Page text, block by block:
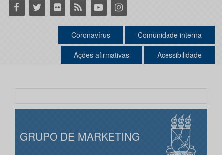
Facebook
Twitter Flickr RSS YoutubeInstagram
Coronavírus Comunidade interna
Ações afirmativas Acessibilidade
GRUPO DE MARKETING